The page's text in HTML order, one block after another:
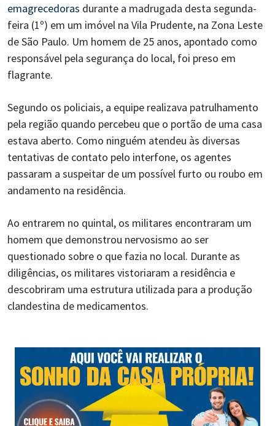
emagrecedoras durante a madrugada desta segunda-
feira (1º) em um imóvel na Vila Prudente, na Zona Leste
de São Paulo. Um homem de 25 anos, apontado como
responsável pela segurança do local, foi preso em
flagrante.
Segundo os policiais, a equipe realizava patrulhamento
pela região quando percebeu que o portão de uma casa
estava aberto. Como ninguém atendeu às diversas
tentativas de contato pelo interfone, os agentes
passaram a suspeitar de um possível furto ou roubo em
andamento na residência.
Ao entrarem no quintal, os militares encontraram um
homem que demonstrou nervosismo ao ser
questionado sobre o que fazia no local. Durante as
diligências, os militares vistoriaram a residência e
descobriram uma estrutura utilizada para a produção
clandestina de medicamentos.